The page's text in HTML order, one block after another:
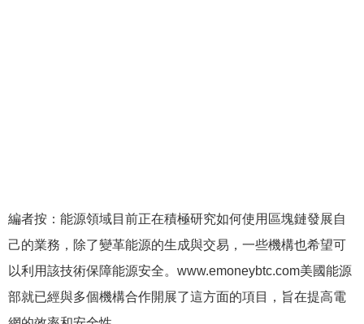
編者按：能源領域目前正在積極研究如何使用區塊鏈發展自
己的業務，除了變革能源的生成與交易，一些機構也希望可
以利用該技術保障能源安全。www.emoneybtc.com美國能源
部就已經與多個機構合作開展了這方面的項目，旨在提高電